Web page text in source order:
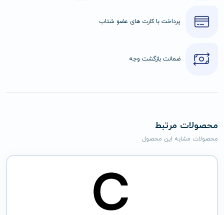
پرداخت با کارت های عضو شتاب
ضمانت بازگشت وجه
محصولات مرتبط
محصولات مشابه این محصول